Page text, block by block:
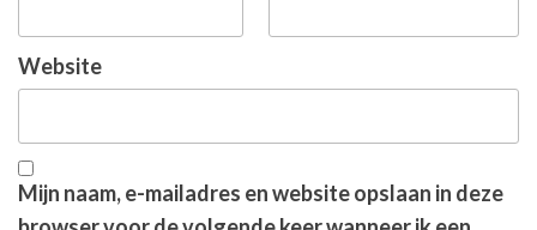
Website
Mijn naam, e-mailadres en website opslaan in deze